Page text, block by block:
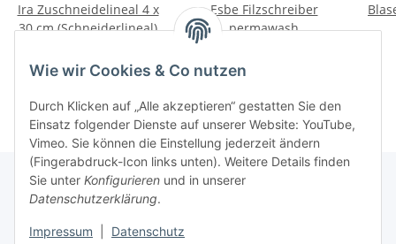
Wie wir Cookies & Co nutzen
Durch Klicken auf „Alle akzeptieren“ gestatten Sie den
Einsatz folgender Dienste auf unserer Website: YouTube,
Vimeo. Sie können die Einstellung jederzeit ändern
(Fingerabdruck-Icon links unten). Weitere Details finden
Sie unter Konfigurieren und in unserer
Datenschutzerklärung.
Impressum Datenschutz
Ira Zuschneidelineal 4 x
30 cm (Schneiderlineal)
Esbe Filzschreiber
permawash